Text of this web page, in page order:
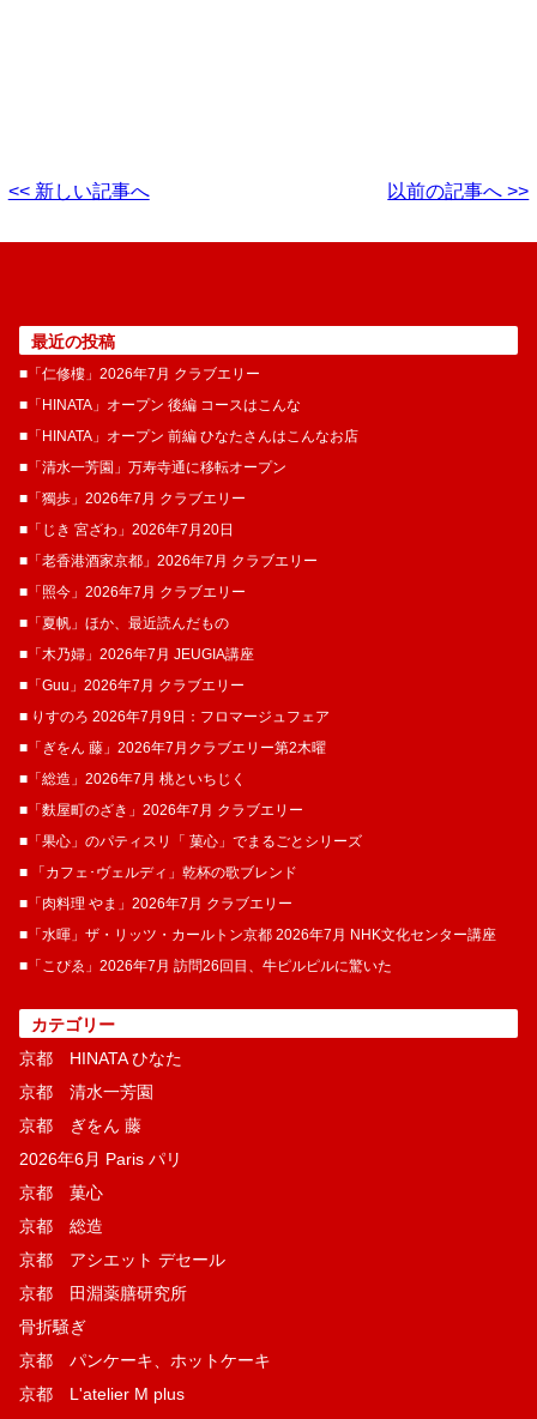
<< 新しい記事へ 以前の記事へ >>
最近の投稿
■「仁修樓」2026年7月 クラブエリー
■「HINATA」オープン 後編 コースはこんな
■「HINATA」オープン 前編 ひなたさんはこんなお店
■「清水一芳園」万寿寺通に移転オープン
■「獨歩」2026年7月 クラブエリー
■「じき 宮ざわ」2026年7月20日
■「老香港酒家京都」2026年7月 クラブエリー
■「照今」2026年7月 クラブエリー
■「夏帆」ほか、最近読んだもの
■「木乃婦」2026年7月 JEUGIA講座
■「Guu」2026年7月 クラブエリー
■ りすのろ 2026年7月9日：フロマージュフェア
■「ぎをん 藤」2026年7月クラブエリー第2木曜
■「総造」2026年7月 桃といちじく
■「麩屋町のざき」2026年7月 クラブエリー
■「果心」のパティスリ「 菓​心」でまるごとシリーズ
■ 「カフェ･ヴェルディ」乾杯の歌ブレンド
■「肉料理 やま」2026年7月 クラブエリー
■「水暉」ザ・リッツ・カールトン京都 2026年7月 NHK文化センター講座
■「こぴゑ」2026年7月 訪問26回目、牛ピルピルに驚いた
カテゴリー
京都 HINATA ひなた
京都 清水一芳園
京都 ぎをん 藤
2026年6月 Paris パリ
京都 菓​心
京都 総造
京都 アシエット デセール
京都 田淵薬膳研究所
骨折騒ぎ
京都 パンケーキ、ホットケーキ
京都 L'atelier M plus